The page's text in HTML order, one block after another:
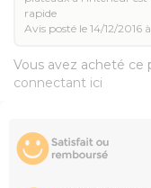
rapide
Avis posté le 14/12/2016
Vous avez acheté ce
connectant ici